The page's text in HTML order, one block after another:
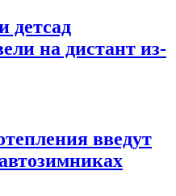
на дистант из-
введут